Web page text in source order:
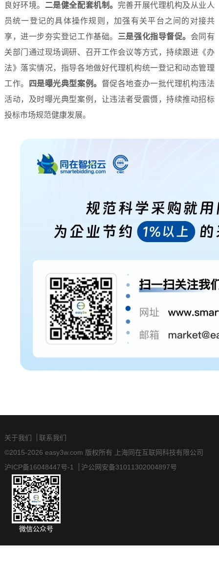
良好环境。 二是健全配套机制。 完善开展代理机构及从业人
员统一登记的具体操作规则，加强有关平台之间的对接共
享，进一步夯实登记工作基础。 三是强化指导督促。 会同有
关部门通过现场调研、召开工作会议等方式，持续跟进《办
法》落实情况，指导各地做好代理机构统一登记和动态管理
工作。
四是曝光典型案例。 督促各地查办一批代理机构违法
活动，及时曝光典型案例，让违法者受震慑，持续推动招标
投标市场规范健康发展。
关于我们
联系我们
©2015-2026 easy3w.com 版权所有 上海同在互联网科技有限公司
沪ICP备16048447号-1
沪公网安备31011302004897号
微信公众号